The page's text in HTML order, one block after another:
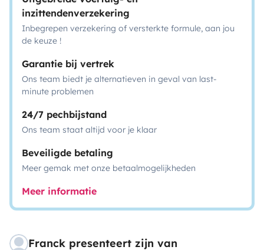
inzittendenverzekering
Inbegrepen verzekering of versterkte formule, aan jou
de keuze !
Garantie bij vertrek
Ons team biedt je alternatieven in geval van last-
minute problemen
24/7 pechbijstand
Ons team staat altijd voor je klaar
Beveiligde betaling
Meer gemak met onze betaalmogelijkheden
Meer informatie
Franck presenteert zijn van